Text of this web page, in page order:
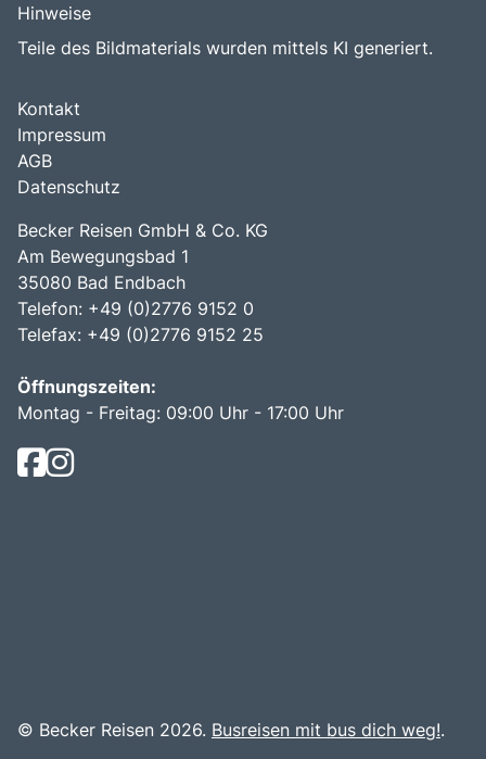
Hinweise
Teile des Bildmaterials wurden mittels KI generiert.
Kontakt
Impressum
AGB
Datenschutz
Becker Reisen GmbH & Co. KG
Am Bewegungsbad 1
35080 Bad Endbach
Telefon: +49 (0)2776 9152 0
Telefax: +49 (0)2776 9152 25
Öffnungszeiten:
Montag - Freitag: 09:00 Uhr - 17:00 Uhr
© Becker Reisen 2026. Busreisen mit bus dich weg!.